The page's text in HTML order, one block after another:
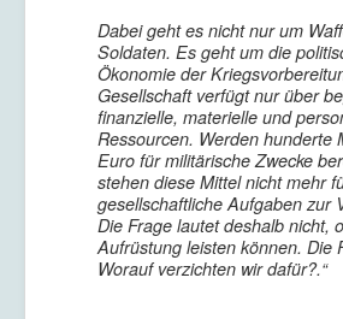
Dabei geht es nicht nur um
Soldaten. Es geht um die
Ökonomie der
Gesellschaft verfügt nur über
finanzielle, materielle und
Ressourcen. Werden hunderte
Euro für militärische Zwecke
stehen diese Mittel nicht mehr
gesellschaftliche Aufgaben zur
Die Frage lautet deshalb nicht,
Aufrüstung leisten können. Die
Worauf verzichten wir dafür?.“